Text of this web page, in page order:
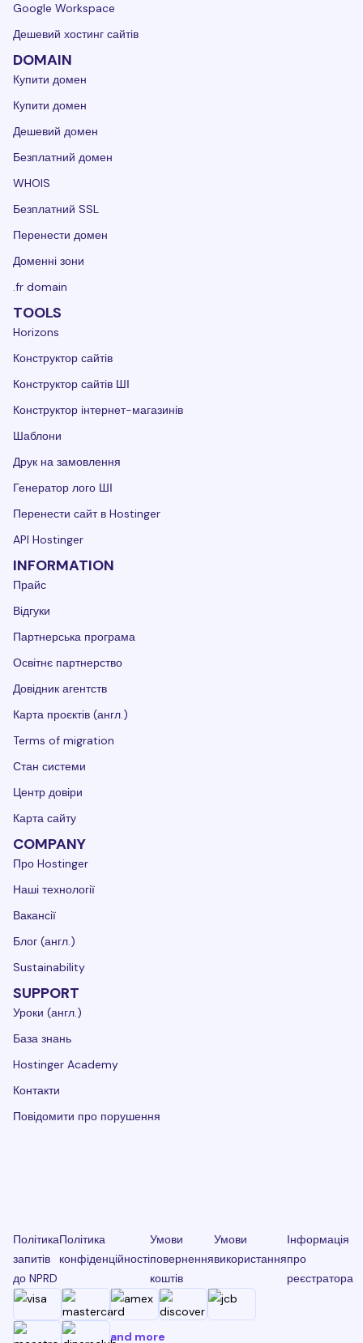
Google Workspace
Дешевий хостинг сайтів
DOMAIN
Купити домен
Купити домен
Дешевий домен
Безплатний домен
WHOIS
Безплатний SSL
Перенести домен
Доменні зони
.fr domain
TOOLS
Horizons
Конструктор сайтів
Конструктор сайтів ШІ
Конструктор інтернет-магазинів
Шаблони
Друк на замовлення
Генератор лого ШІ
Перенести сайт в Hostinger
API Hostinger
INFORMATION
Прайс
Відгуки
Партнерська програма
Освітнє партнерство
Довідник агентств
Карта проєктів (англ.)
Terms of migration
Стан системи
Центр довіри
Карта сайту
COMPANY
Про Hostinger
Наші технології
Вакансії
Блог (англ.)
Sustainability
SUPPORT
Уроки (англ.)
База знань
Hostinger Academy
Контакти
Повідомити про порушення
Політика
запитів
до NPRD
Політика
конфіденційності
Умови
повернення
коштів
Умови
використання
Інформація
про
реєстратора
and more